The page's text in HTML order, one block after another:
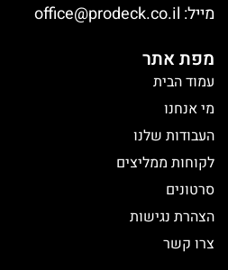
מייל: office@prodeck.co.il
מפת אתר
עמוד הבית
מי אנחנו
העבודות שלנו
לקוחות ממליצים
סרטונים
הצהרת נגישות
צרו קשר